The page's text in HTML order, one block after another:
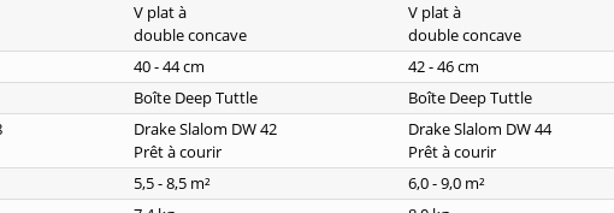
V plat à
double concave
V plat à
double concave
40 - 44 cm
42 - 46 cm
Boîte Deep Tuttle
Boîte Deep Tuttle
Drake Slalom DW 42
Prêt à courir
Drake Slalom DW 44
Prêt à courir
5,5 - 8,5 m²
6,0 - 9,0 m²